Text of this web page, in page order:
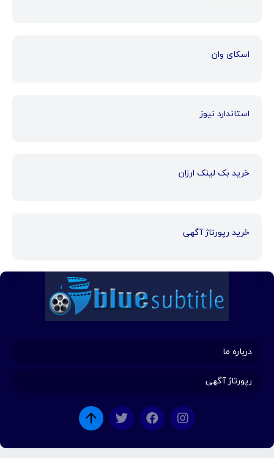
اسکای وان
استاندارد نیوز
خرید بک لینک ارزان
خرید رپورتاژ آگهی
درباره ما
رپورتاژ آگهی